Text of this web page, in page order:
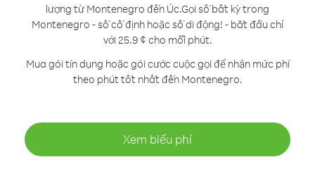
lượng từ Montenegro đến Úc.Gọi số bất kỳ trong
Montenegro - số cố định hoặc số di động! - bắt đầu chỉ
với 25.9 ¢ cho mỗi phút.
Mua gói tín dụng hoặc gói cước cuộc gọi để nhận mức phí
theo phút tốt nhất đến Montenegro.
Xem biểu phí